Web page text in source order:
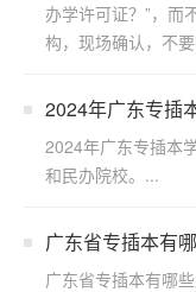
办学许可证？”，而
构，现场确认，不
2024年广东专插
2024年广东专插本
和民办院校。...
广东省专插本有
广东省专插本有哪